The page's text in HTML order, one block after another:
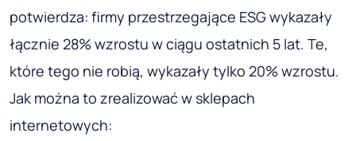
potwierdza: firmy przestrzegające ESG wykazały
łącznie 28% wzrostu w ciągu ostatnich 5 lat. Te,
które tego nie robią, wykazały tylko 20% wzrostu.
Jak można to zrealizować w sklepach
internetowych: